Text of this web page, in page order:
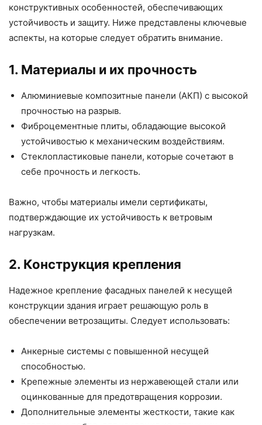
конструктивных особенностей, обеспечивающих
устойчивость и защиту. Ниже представлены ключевые
аспекты, на которые следует обратить внимание.
1. Материалы и их прочность
Алюминиевые композитные панели (АКП) с высокой
прочностью на разрыв.
Фиброцементные плиты, обладающие высокой
устойчивостью к механическим воздействиям.
Стеклопластиковые панели, которые сочетают в
себе прочность и легкость.
Важно, чтобы материалы имели сертификаты,
подтверждающие их устойчивость к ветровым
нагрузкам.
2. Конструкция крепления
Надежное крепление фасадных панелей к несущей
конструкции здания играет решающую роль в
обеспечении ветрозащиты. Следует использовать:
Анкерные системы с повышенной несущей
способностью.
Крепежные элементы из нержавеющей стали или
оцинкованные для предотвращения коррозии.
Дополнительные элементы жесткости, такие как